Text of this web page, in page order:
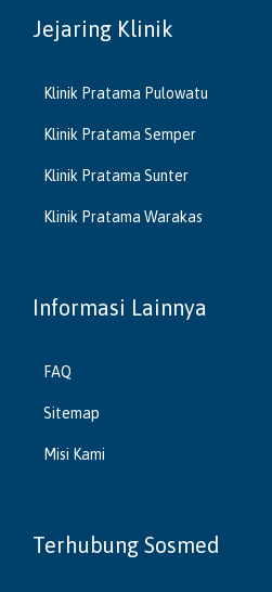
Jejaring Klinik
Klinik Pratama Pulowatu
Klinik Pratama Semper
Klinik Pratama Sunter
Klinik Pratama Warakas
Informasi Lainnya
FAQ
Sitemap
Misi Kami
Terhubung Sosmed